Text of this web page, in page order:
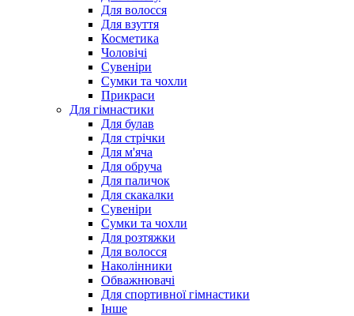
Для волосся
Для взуття
Косметика
Чоловічі
Сувеніри
Сумки та чохли
Прикраси
Для гімнастики
Для булав
Для стрічки
Для м'яча
Для обруча
Для паличок
Для скакалки
Сувеніри
Сумки та чохли
Для розтяжки
Для волосся
Наколінники
Обважнювачі
Для спортивної гімнастики
Інше